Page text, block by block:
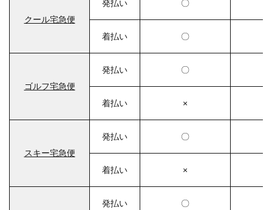
クール宅急便
発払い 〇
着払い 〇
ゴルフ宅急便
発払い 〇
着払い ×
スキー宅急便
発払い 〇
着払い ×
発払い 〇